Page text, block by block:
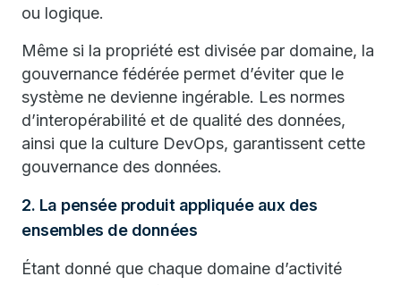
ou logique.
Même si la propriété est divisée par domaine, la
gouvernance fédérée permet d’éviter que le
système ne devienne ingérable. Les normes
d’interopérabilité et de qualité des données,
ainsi que la culture DevOps, garantissent cette
gouvernance des données.
2. La pensée produit appliquée aux des
ensembles de données
Étant donné que chaque domaine d’activité